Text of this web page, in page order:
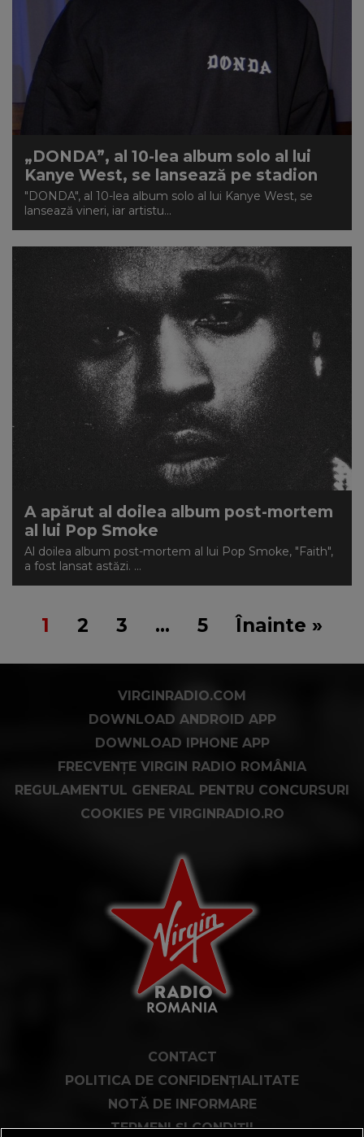
„DONDA”, al 10-lea album solo al lui
Kanye West, se lansează pe stadion
"DONDA", al 10-lea album solo al lui Kanye West, se
lansează vineri, iar artistu...
A apărut al doilea album post-mortem
al lui Pop Smoke
Al doilea album post-mortem al lui Pop Smoke, "Faith",
a fost lansat astăzi. ...
1 2 3 … 5 Înainte »
VIRGINRADIO.COM
DOWNLOAD ANDROID APP
DOWNLOAD IPHONE APP
FRECVENȚE VIRGIN RADIO ROMÂNIA
REGULAMENTUL GENERAL PENTRU CONCURSURI
COOKIES PE VIRGINRADIO.RO
CONTACT
POLITICA DE CONFIDENȚIALITATE
NOTĂ DE INFORMARE
TERMENI ȘI CONDIȚII